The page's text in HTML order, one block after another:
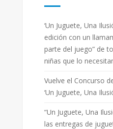
‘Un Juguete, Una
edición con un
parte del juego” de
niñas que lo
Vuelve el Concurso
‘Un Juguete, Una
“Un Juguete, Una
las entregas de